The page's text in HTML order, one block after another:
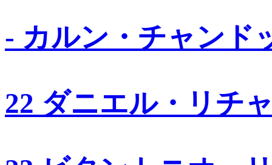
- カルン・チャンド
22 ダニエル・リチ